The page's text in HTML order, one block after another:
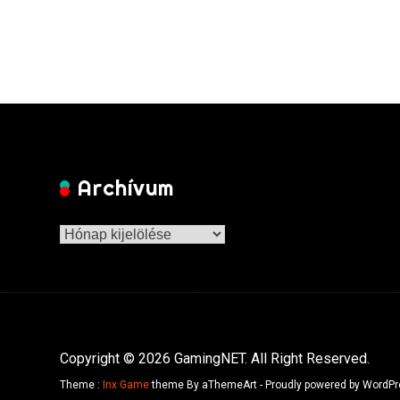
Archívum
Archívum
Copyright © 2026 GamingNET. All Right Reserved.
Theme :Inx Gametheme By aThemeArt - Proudly powered by